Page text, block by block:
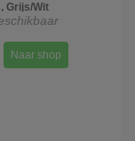
Grijs/Wit
Naar shop